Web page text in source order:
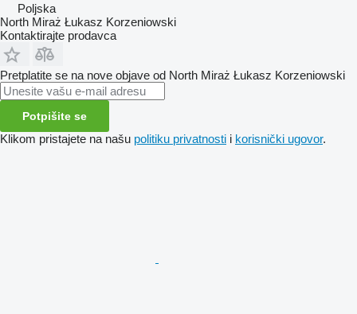
Poljska
North Miraż Łukasz Korzeniowski
Kontaktirajte prodavca
Pretplatite se na nove objave od North Miraż Łukasz Korzeniowski
Potpišite se
Klikom pristajete na našu politiku privatnosti i korisnički ugovor.